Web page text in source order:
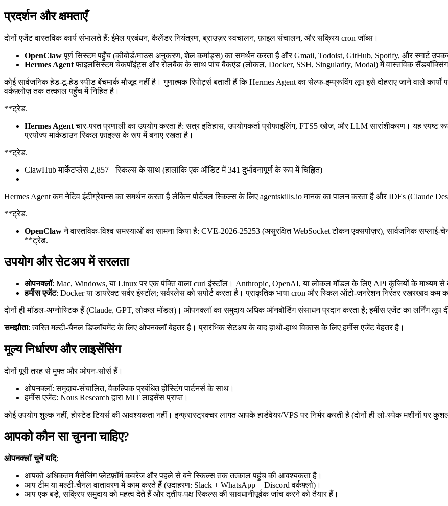
प्रदर्शन और क्षमताएँ
दोनों एजेंट वास्तविक कार्य संभालते हैं: ईमेल प्रबंधन, कैलेंडर नियंत्रण, ब्राउज़र स्वचालन, फ़ाइल संचालन, और सक्रिय cron जॉब्स।
OpenClawपूर्ण सिस्टम पहुँच (कीबोर्ड/माउस अनुकरण, शेल कमांड्स) का समर्थन करता है और Gmail, Todoist, GitHub, Spotify, और स्मार्ट
Hermes Agentफाइलसिस्टम चेकपॉइंट्स और रोलबैक के साथ पांच बैकएंड (लोकल, Docker, SSH, Singularity, Modal) में वास्तविक
कोई सार्वजनिक हेड-टू-हेड स्पीड बेंचमार्क मौजूद नहीं है। गुणात्मक रिपोर्ट्स बताती हैं कि Hermes Agent का सेल्फ-इम्प्रूविंग लूप इसे दोहराए जाने वाले
वर्कफ़्लोज़ तक तत्काल पहुँच में निहित है।
**ट्रेड.
Hermes Agentचार-परत प्रणाली का उपयोग करता है: सत्र इतिहास, उपयोगकर्ता प्रोफाइलिंग, FTS5 खोज, और LLM सारांशीकरण। यह स्पष्ट
प्रयोज्य मार्कडाउन स्किल फ़ाइल्स के रूप में बनाए रखता है।
**ट्रेड.
ClawHub मार्केटप्लेस 2,857+ स्किल्स के साथ (हालांकि एक ऑडिट में 341 दुर्भावनापूर्ण के रूप में चिह्नित)
Hermes Agent कम नेटिव इंटीग्रेशन्स का समर्थन करता है लेकिन पोर्टेबल स्किल्स के लिए agentskills.io मानक का पालन करता है और IDEs (Claude
**ट्रेड.
OpenClawने वास्तविक-विश्व समस्याओं का सामना किया है: CVE-2026-25253 (असुरक्षित WebSocket टोकन एक्सपोज़र), सार्वजनिक
**ट्रेड.
उपयोग और सेटअप में सरलता
ओपनक्लॉ: Mac, Windows, या Linux पर एक पंक्ति वाला curl इंस्टॉल। Anthropic, OpenAI, या लोकल मॉडल के लिए API कुंजियों के माध्यम से
हर्मीस एजेंट: Docker या डायरेक्ट सर्वर इंस्टॉल; सर्वरलेस को सपोर्ट करता है। प्राकृतिक भाषा cron और स्किल ऑटो-जनरेशन निरंतर रखरखाव कम
दोनों ही मॉडल-अग्नोस्टिक हैं (Claude, GPT, लोकल मॉडल)। ओपनक्लॉ का समुदाय अधिक ऑनबोर्डिंग संसाधन प्रदान करता है; हर्मीस एजेंट का लर्निंग
समझौता: त्वरित मल्टी-चैनल डिप्लॉयमेंट के लिए ओपनक्लॉ बेहतर है। प्रारंभिक सेटअप के बाद हाथों-हाथ विकास के लिए हर्मीस एजेंट बेहतर है।
मूल्य निर्धारण और लाइसेंसिंग
दोनों पूरी तरह से मुफ्त और ओपन-सोर्स हैं।
ओपनक्लॉ: समुदाय-संचालित, वैकल्पिक प्रबंधित होस्टिंग पार्टनर्स के साथ।
हर्मीस एजेंट: Nous Research द्वारा MIT लाइसेंस प्राप्त।
कोई उपयोग शुल्क नहीं, होस्टेड टियर्स की आवश्यकता नहीं। इन्फ्रास्ट्रक्चर लागत आपके हार्डवेयर/VPS पर निर्भर करती है (दोनों ही लो-स्पेक मशीनों पर
आपको कौन सा चुनना चाहिए?
ओपनक्लॉ चुनें यदि:
आपको अधिकतम मैसेजिंग प्लेटफ़ॉर्म कवरेज और पहले से बने स्किल्स तक तत्काल पहुंच की आवश्यकता है।
आप टीम या मल्टी-चैनल वातावरण में काम करते हैं (उदाहरण: Slack + WhatsApp + Discord वर्कफ़्लो)।
आप एक बड़े, सक्रिय समुदाय को महत्व देते हैं और तृतीय-पक्ष स्किल्स की सावधानीपूर्वक जांच करने को तैयार हैं।